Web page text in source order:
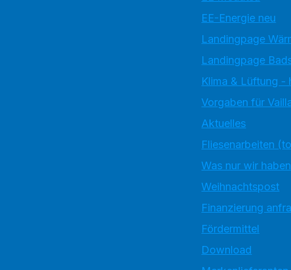
EE-Energie neu
Landingpage
Landingpage
Klima & Lüftung -
Vorgaben für
Aktuelles
Fliesenarbeiten
Was nur wir
Weihnachtspost
Finanzierung
Fördermittel
Download